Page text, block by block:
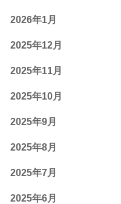
2026年1月
2025年12月
2025年11月
2025年10月
2025年9月
2025年8月
2025年7月
2025年6月